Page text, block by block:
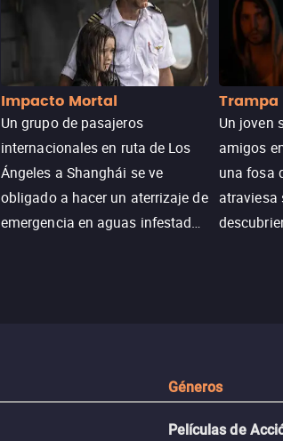
Impacto Mortal
Un grupo de pasajeros
internacionales en ruta de Los
Ángeles a Shanghái se ve
obligado a hacer un aterrizaje de
emergencia en aguas infestadas
Un joven
amigos
una fosa
atraviesa
Géneros
Películas de